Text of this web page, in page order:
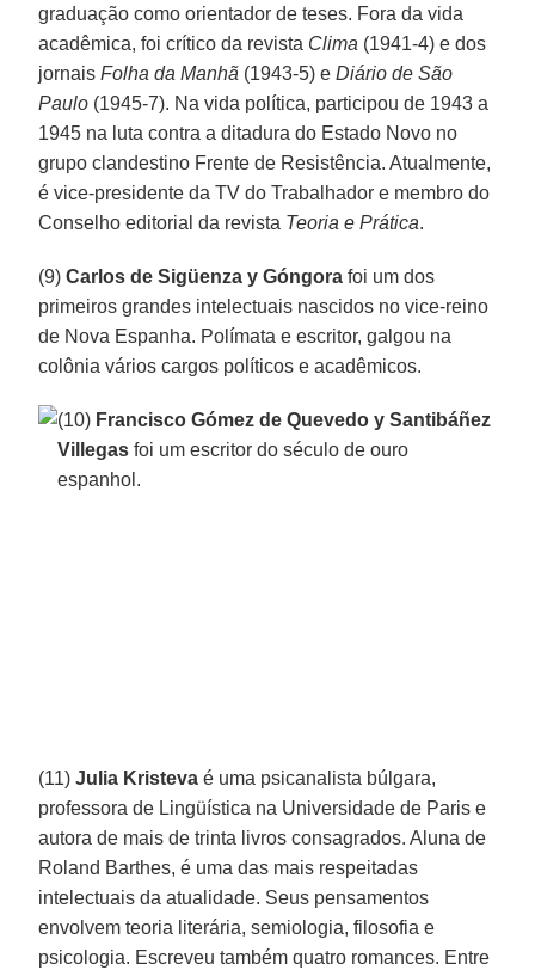
graduação como orientador de teses. Fora da vida
acadêmica, foi crítico da revista Clima (1941-4) e dos
jornaisFolha da Manhã (1943-5) eDiário de São
Paulo (1945-7). Na vida política, participou de 1943 a
1945 na luta contra a ditadura do Estado Novo no
grupo clandestino Frente de Resistência. Atualmente,
é vice-presidente da TV do Trabalhador e membro do
Conselho editorial da revista Teoria e Prática.
(9)Carlos de Sigüenza y Góngora foi um dos
primeiros grandes intelectuais nascidos no vice-reino
de Nova Espanha. Polímata e escritor, galgou na
colônia vários cargos políticos e acadêmicos.
(10) Francisco Gómez de Quevedo y Santibáñez
Villegas foi um escritor do século de ouro
espanhol.
(11)Julia Kristeva é uma psicanalista búlgara,
professora de Lingüística na Universidade de Paris e
autora de mais de trinta livros consagrados. Aluna de
Roland Barthes, é uma das mais respeitadas
intelectuais da atualidade. Seus pensamentos
envolvem teoria literária, semiologia, filosofia e
psicologia. Escreveu também quatro romances. Entre